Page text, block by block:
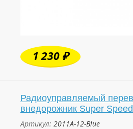
1 230 ₽
Радиоуправляемый
внедорожник Super
Артикул: 2011A-12-Blue